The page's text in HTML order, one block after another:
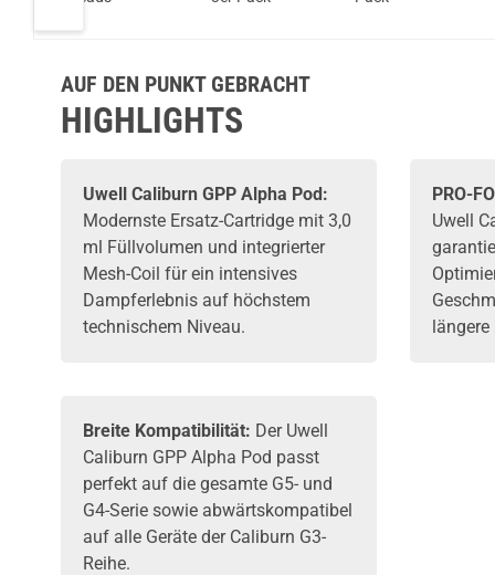
AUF DEN PUNKT GEBRACHT
HIGHLIGHTS
Uwell Caliburn GPP Alpha Pod:
Modernste Ersatz-Cartridge mit 3,0
ml Füllvolumen und integrierter
Mesh-Coil für ein intensives
Dampferlebnis auf höchstem
technischem Niveau.
PRO-
Uwell
längere
Breite Kompatibilität: Der Uwell
Caliburn GPP Alpha Pod passt
perfekt auf die gesamte G5- und
G4-Serie sowie abwärtskompatibel
auf alle Geräte der Caliburn G3-
Reihe.